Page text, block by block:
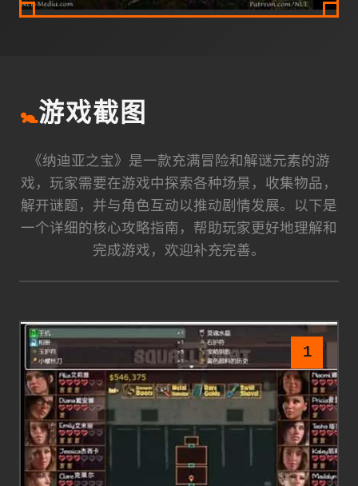
🚼游戏截图
《纳迪亚之宝》是一款充满冒险和解谜元素的游
戏，玩家需要在游戏中探索各种场景，收集物品，
解开谜题，并与角色互动以推动剧情发展。以下是
一个详细的核心攻略指南，帮助玩家更好地理解和
完成游戏，欢迎补充完善。
1